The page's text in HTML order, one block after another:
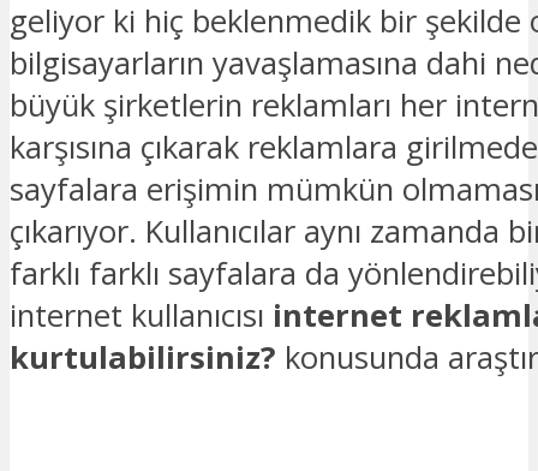
geliyor ki hiç beklenmedik bir şekilde
bilgisayarların yavaşlamasına dahi
büyük şirketlerin reklamları her
karşısına çıkarak reklamlara
sayfalara erişimin mümkün
çıkarıyor. Kullanıcılar aynı zamanda
farklı farklı sayfalara da
internet kullanıcısı internet
kurtulabilirsiniz? konusunda